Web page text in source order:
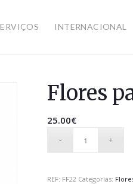
INTERNACIONAL
Flores
25.00€
REF: FF22 Categorias: